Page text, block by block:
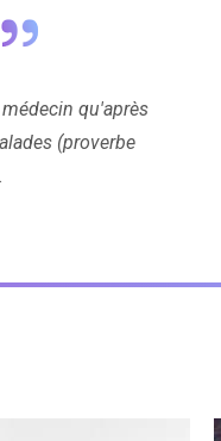
qu'après
(proverbe